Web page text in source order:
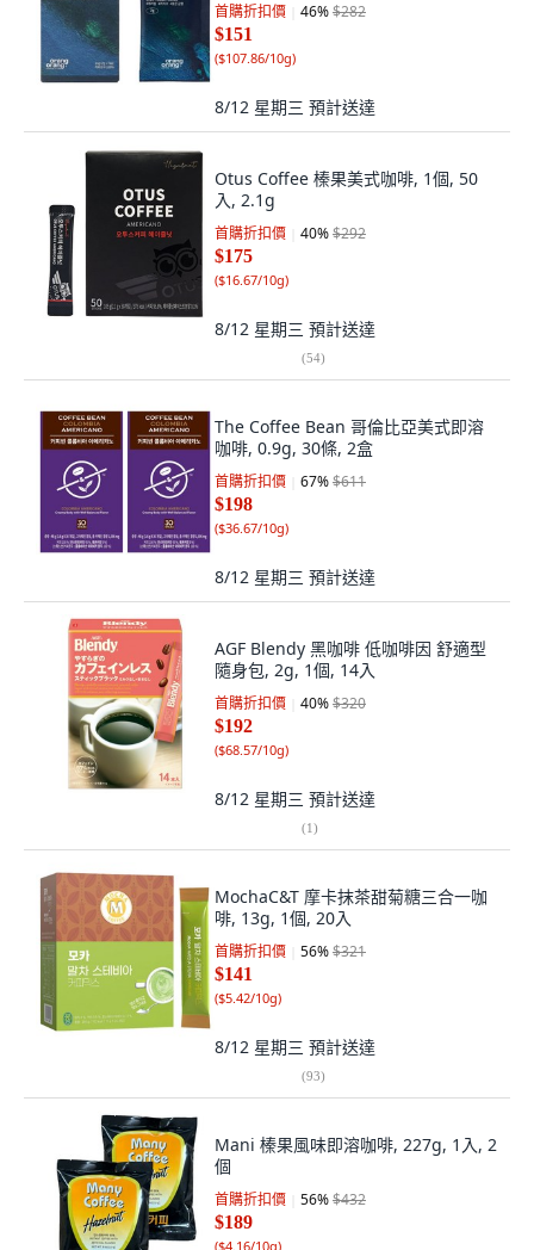
首購折扣價 46%$282
$151
($107.86/10g)
8/12 星期三 預計送達
Otus Coffee 榛果美式咖啡, 1個, 50
入, 2.1g
首購折扣價 40%$292
$175
($16.67/10g)
8/12 星期三 預計送達
(54)
The Coffee Bean 哥倫比亞美式即溶
咖啡, 0.9g, 30條, 2盒
首購折扣價 67%$611
$198
($36.67/10g)
8/12 星期三 預計送達
AGF Blendy 黑咖啡 低咖啡因 舒適型
隨身包, 2g, 1個, 14入
首購折扣價 40%$320
$192
($68.57/10g)
8/12 星期三 預計送達
(1)
MochaC&T 摩卡抹茶甜菊糖三合一咖
啡, 13g, 1個, 20入
首購折扣價 56%$321
$141
($5.42/10g)
8/12 星期三 預計送達
(93)
Mani 榛果風味即溶咖啡, 227g, 1入, 2
個
首購折扣價 56%$432
$189
($4.16/10g)